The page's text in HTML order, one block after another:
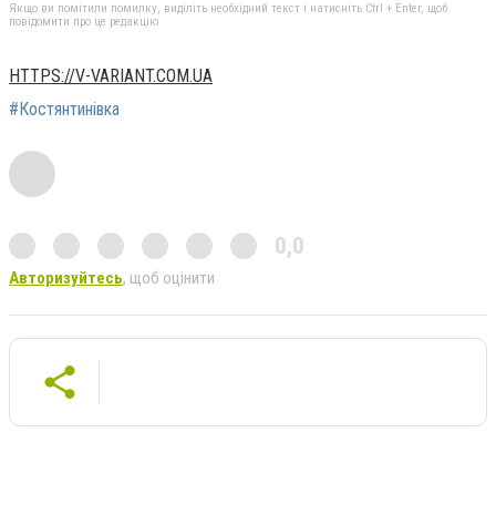
Якщо ви помітили помилку, виділіть необхідний текст і натисніть Ctrl + Enter, щоб
повідомити про це редакцію
HTTPS://V-VARIANT.COM.UA
#Костянтинівка
0,0
Авторизуйтесь, щоб оцінити